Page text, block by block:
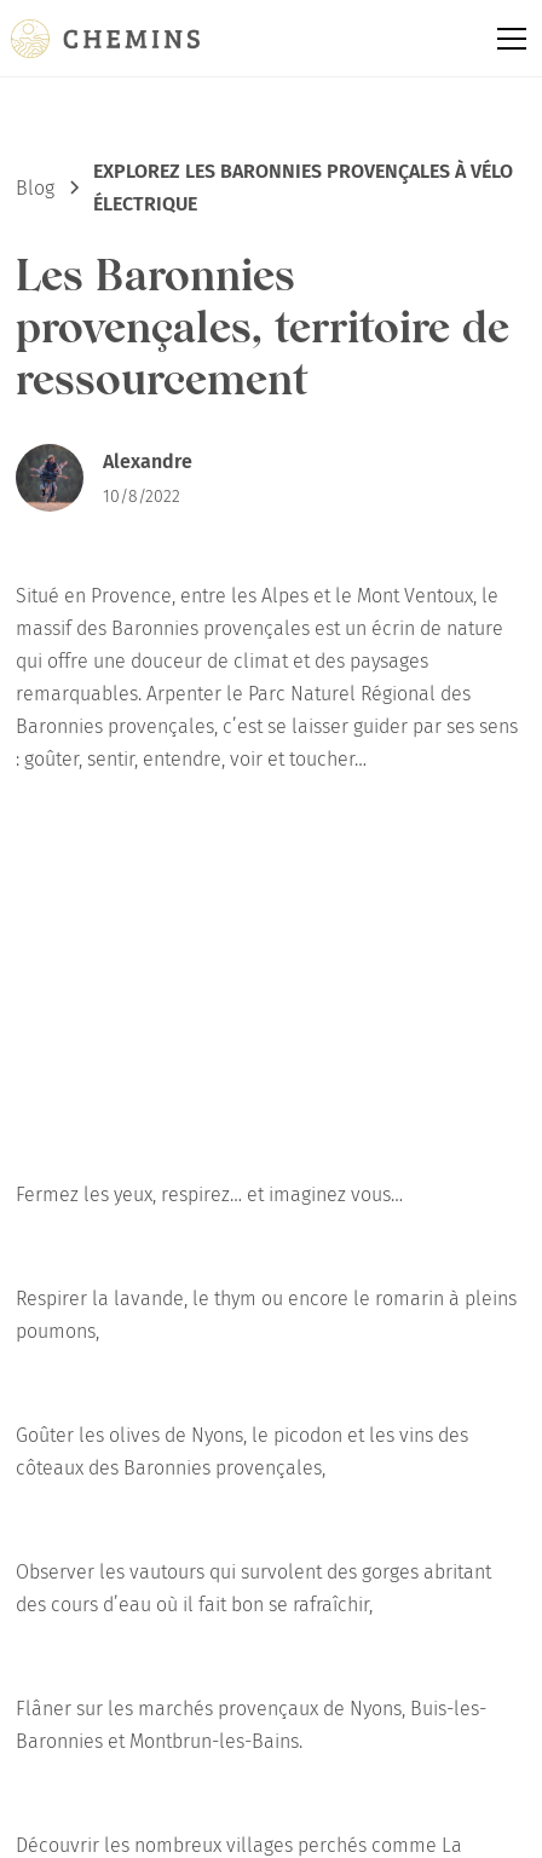
Blog
EXPLOREZ LES BARONNIES PROVENÇALES À VÉLO
ÉLECTRIQUE
Les Baronnies
provençales, territoire de
ressourcement
Alexandre
10/8/2022
Situé en Provence, entre les Alpes et le Mont Ventoux, le
massif des Baronnies provençales est un écrin de nature
qui offre une douceur de climat et des paysages
remarquables. Arpenter le Parc Naturel Régional des
Baronnies provençales, c’est se laisser guider par ses sens
: goûter, sentir, entendre, voir et toucher…
Fermez les yeux, respirez… et imaginez vous…
Respirer la lavande, le thym ou encore le romarin à pleins
poumons,
Goûter les olives de Nyons, le picodon et les vins des
côteaux des Baronnies provençales,
Observer les vautours qui survolent des gorges abritant
des cours d’eau où il fait bon se rafraîchir,
Flâner sur les marchés provençaux de Nyons, Buis-les-
Baronnies et Montbrun-les-Bains.
Découvrir les nombreux villages perchés comme La